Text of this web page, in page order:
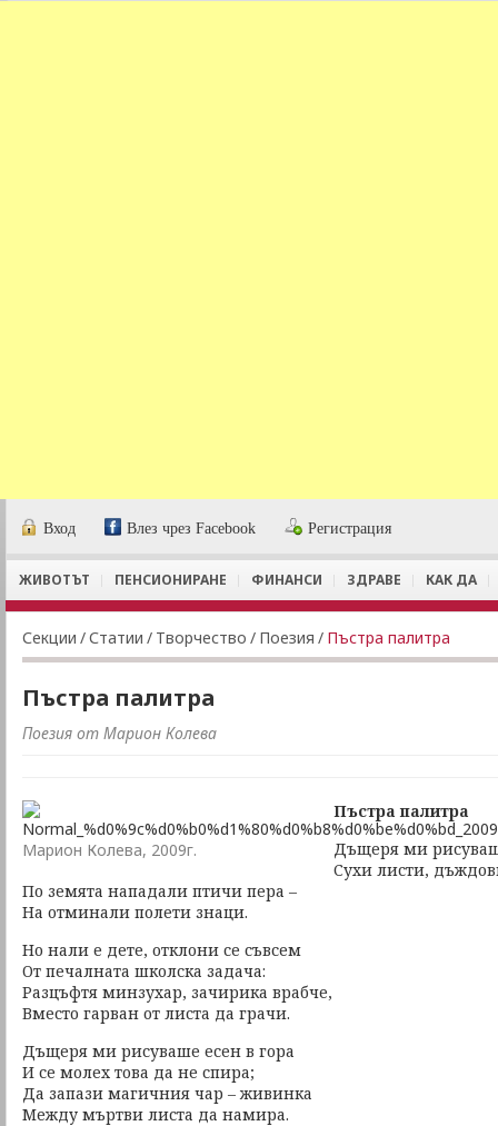
Вход Влез чрез Facebook Регистрация
ЖИВОТЪТ ПЕНСИОНИРАНЕ ФИНАНСИ ЗДРАВЕ КАК ДА
Секции /Статии / Творчество / Поезия / Пъстра палитра
Пъстра палитра
Поезия от Марион Колева
Марион Колева, 2009г.
Пъстра палитра
Дъщеря ми
Сухи листи,
По земята нападали птичи пера –
На отминали полети знаци.
Но нали е дете, отклони се съвсем
От печалната школска задача:
Разцъфтя минзухар, зачирика врабче,
Вместо гарван от листа да грачи.
Дъщеря ми рисуваше есен в гора
И се молех това да не спира;
Да запази магичния чар – живинка
Между мъртви листа да намира.